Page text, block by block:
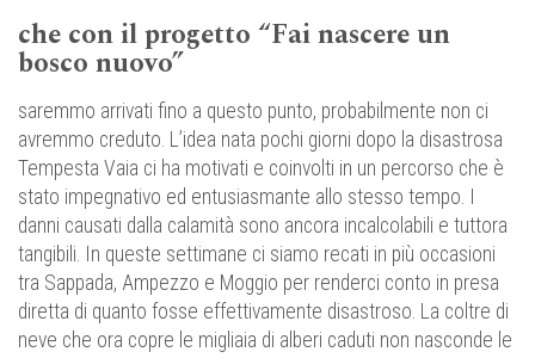
che con il progetto “Fai nascere un
bosco nuovo”
saremmo arrivati fino a questo punto, probabilmente non ci
avremmo creduto. L’idea nata pochi giorni dopo la disastrosa
Tempesta Vaia ci ha motivati e coinvolti in un percorso che è
stato impegnativo ed entusiasmante allo stesso tempo. I
danni causati dalla calamità sono ancora incalcolabili e tuttora
tangibili. In queste settimane ci siamo recati in più occasioni
tra Sappada, Ampezzo e Moggio per renderci conto in presa
diretta di quanto fosse effettivamente disastroso. La coltre di
neve che ora copre le migliaia di alberi caduti non nasconde le